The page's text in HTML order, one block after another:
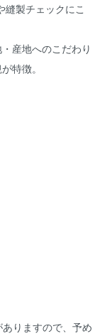
縫製チェックにこ
産地へのこだわり
特徴。
りますので、予め